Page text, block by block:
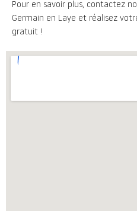
Pour en savoir plus, contactez
Germain en Laye et réalisez
gratuit !